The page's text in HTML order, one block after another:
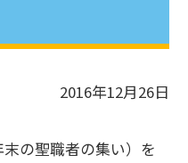
2016年12月26日
の聖職者の集い）を